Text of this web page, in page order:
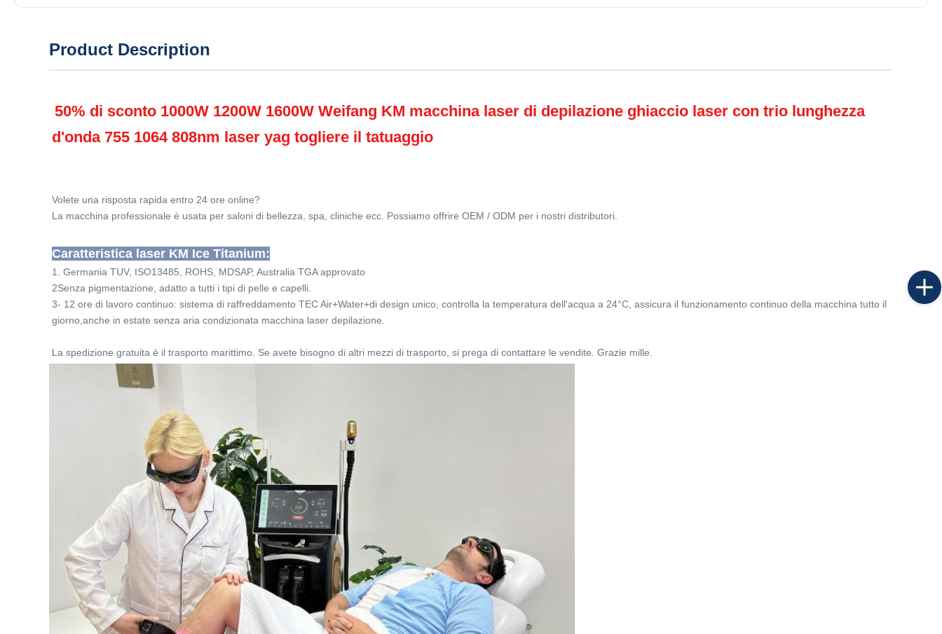
Product Description
50% di sconto 1000W 1200W 1600W Weifang KM macchina laser di depilazione ghiaccio laser con trio lunghezza
d'onda 755 1064 808nm laser yag togliere il tatuaggio
Volete una risposta rapida entro 24 ore online?
La macchina professionale è usata per saloni di bellezza, spa, cliniche ecc. Possiamo offrire OEM / ODM per i nostri distributori.
Caratteristica laser KM Ice Titanium:
1. Germania TUV, ISO13485, ROHS, MDSAP, Australia TGA approvato
2Senza pigmentazione, adatto a tutti i tipi di pelle e capelli.
3- 12 ore di lavoro continuo: sistema di raffreddamento TEC Air+Water+di design unico, controlla la temperatura dell'acqua a 24°C, assicura il funzionamento continuo della macchina tutto il
giorno,anche in estate senza aria condizionata macchina laser depilazione.
La spedizione gratuita è il trasporto marittimo. Se avete bisogno di altri mezzi di trasporto, si prega di contattare le vendite. Grazie mille.